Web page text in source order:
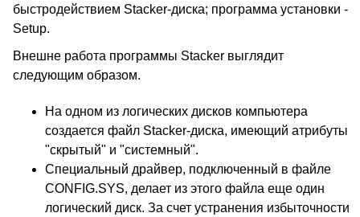
быстродействием Stacker-диска; программа установки -
Setup.
Внешне работа программы Stacker выглядит
следующим образом.
На одном из логических дисков компьютера
создается файл Stacker-диска, имеющий атрибуты
"скрытый" и "системный".
Специальный драйвер, подключенный в файле
CONFIG.SYS, делает из этого файла еще один
логический диск. За счет устранения избыточности